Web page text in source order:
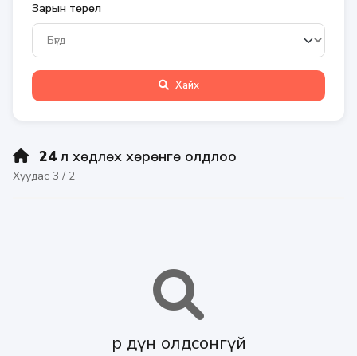
Зарын төрөл
Хайх
24 үл хөдлөх хөрөнгө олдлоо
Хуудас 3 / 2
Үр дүн олдсонгүй